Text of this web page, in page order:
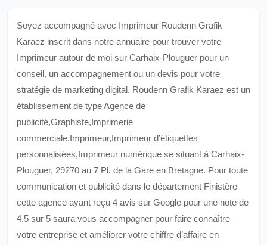
Soyez accompagné avec Imprimeur Roudenn Grafik
Karaez inscrit dans notre annuaire pour trouver votre
Imprimeur autour de moi sur Carhaix-Plouguer pour un
conseil, un accompagnement ou un devis pour votre
stratégie de marketing digital. Roudenn Grafik Karaez est un
établissement de type Agence de
publicité,Graphiste,Imprimerie
commerciale,Imprimeur,Imprimeur d’étiquettes
personnalisées,Imprimeur numérique se situant à Carhaix-
Plouguer, 29270 au 7 Pl. de la Gare en Bretagne. Pour toute
communication et publicité dans le département Finistère
cette agence ayant reçu 4 avis sur Google pour une note de
4.5 sur 5 saura vous accompagner pour faire connaître
votre entreprise et améliorer votre chiffre d’affaire en